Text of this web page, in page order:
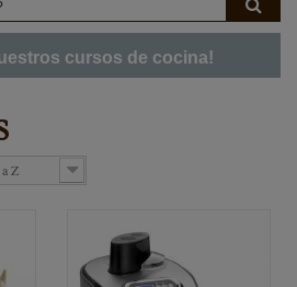
cursos de cocina!
Z